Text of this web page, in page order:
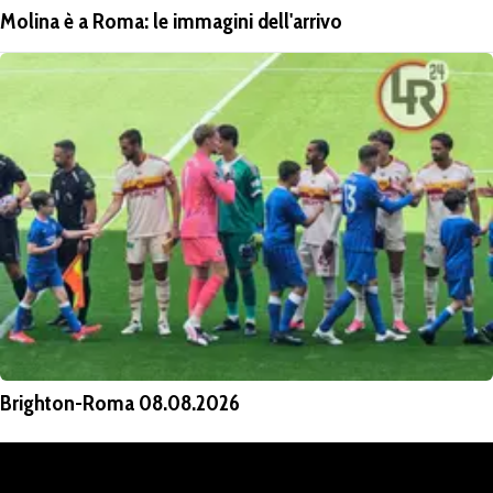
Molina è a Roma: le immagini dell'arrivo
Brighton-Roma 08.08.2026